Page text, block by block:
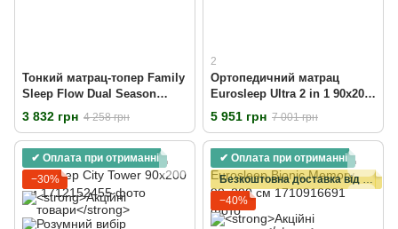
Тонкий матрац-топер Family
Sleep Flow Dual Season
90х200 см
3 832 грн 4 258 грн
2
Ортопедичний матрац
Eurosleep Ultra 2 in 1 90х200
см
5 951 грн 7 001 грн
✔ Оплата при отриманні
−30%
✔ Оплата при отриманні
Безкоштовна доставка від 15000 грн
−40%